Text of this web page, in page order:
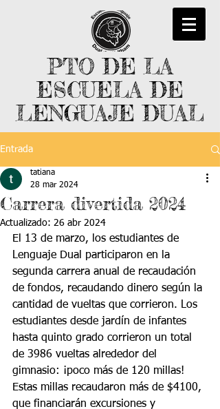
PTO DE LA
ESCUELA DE
LENGUAJE DUAL
Entrada
Carrera divertida 2024
tatiana
28 mar 2024
Actualizado: 26 abr 2024
El 13 de marzo, los estudiantes de
Lenguaje Dual participaron en la
segunda carrera anual de recaudación
de fondos, recaudando dinero según la
cantidad de vueltas que corrieron. Los
estudiantes desde jardín de infantes
hasta quinto grado corrieron un total
de 3986 vueltas alrededor del
gimnasio: ¡poco más de 120 millas!
Estas millas recaudaron más de $4100,
que financiarán excursiones y